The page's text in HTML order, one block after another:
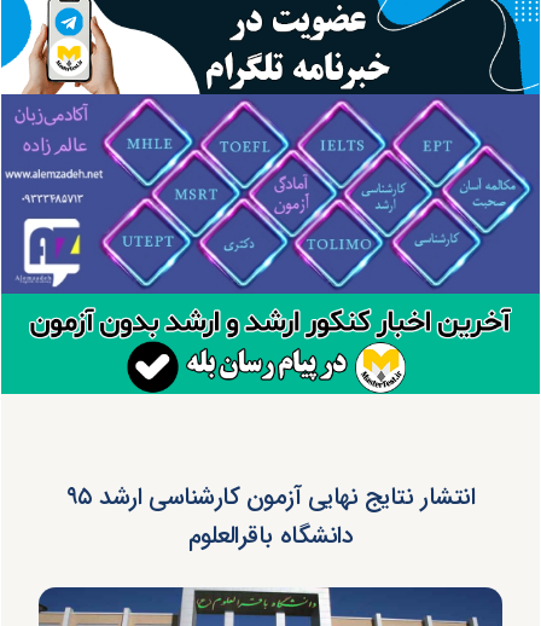
انتشار نتایج نهایی آزمون کارشناسی ارشد ۹۵
دانشگاه باقرالعلوم